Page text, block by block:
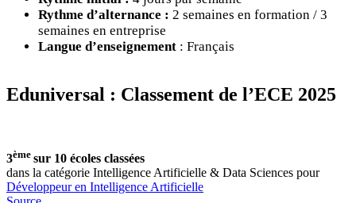
Rythme d’alternance : 2 semaines en formation / 3
semaines en entreprise
Langue d’enseignement : Français
Eduniversal : Classement de l’ECE 2025
3ème sur 10 écoles classées
dans la catégorie Intelligence Artificielle & Data Sciences pour
Développeur en Intelligence Artificielle